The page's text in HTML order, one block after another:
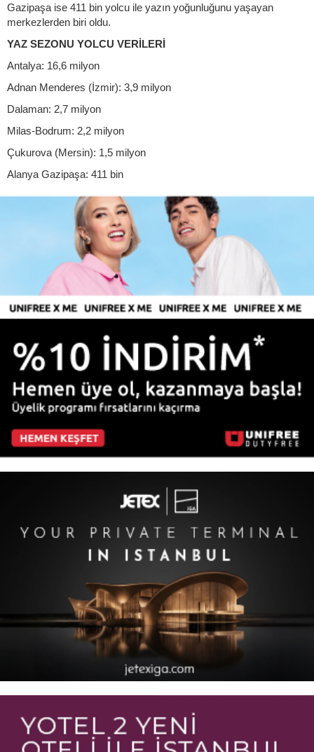
Gazipaşa ise 411 bin yolcu ile yazın yoğunluğunu yaşayan
merkezlerden biri oldu.
YAZ SEZONU YOLCU VERİLERİ
Antalya: 16,6 milyon
Adnan Menderes (İzmir): 3,9 milyon
Dalaman: 2,7 milyon
Milas-Bodrum: 2,2 milyon
Çukurova (Mersin): 1,5 milyon
Alanya Gazipaşa: 411 bin